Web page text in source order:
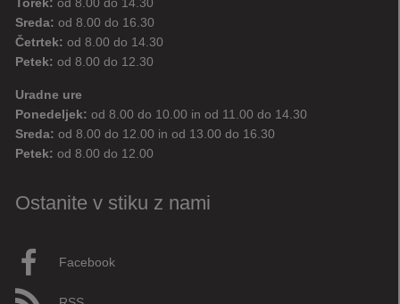
Torek: od 8.00 do 14.30
Sreda: od 8.00 do 16.30
Četrtek: od 8.00 do 14.30
Petek: od 8.00 do 12.30
Uradne ure
Ponedeljek: od 8.00 do 10.00 in od 11.00 do 14.30
Sreda: od 8.00 do 12.00 in od 13.00 do 16.30
Petek: od 8.00 do 12.00
Ostanite v stiku z nami
Facebook